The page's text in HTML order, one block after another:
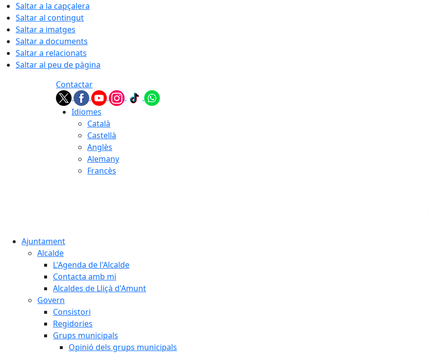
Saltar a la capçalera
Saltar al contingut
Saltar a imatges
Saltar a documents
Saltar a relacionats
Saltar al peu de pàgina
Contactar
Idiomes
Català
Castellà
Anglès
Alemany
Francès
Ajuntament
Alcalde
L'Agenda de l'Alcalde
Contacta amb mi
Alcaldes de Lliçà d'Amunt
Govern
Consistori
Regidories
Grups municipals
Opinió dels grups municipals